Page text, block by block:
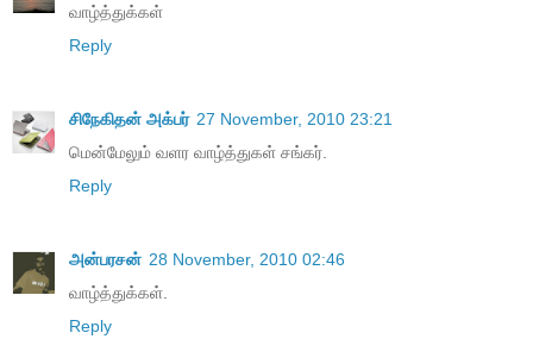
வாழ்த்துக்கள்
Reply
சிநேகிதன் அக்பர் 27 November, 2010 23:21
மென்மேலும் வளர வாழ்த்துகள் சங்கர்.
Reply
அன்பரசன் 28 November, 2010 02:46
வாழ்த்துக்கள்.
Reply